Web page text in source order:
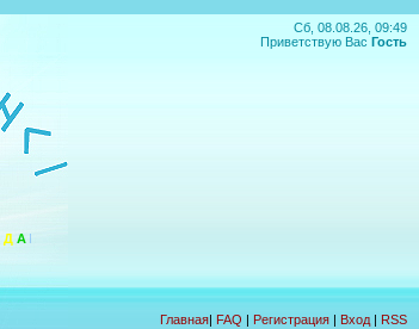
Сб, 08.08.26, 09:49
Приветствую Вас Гость
К !!!
Главная| FAQ | Регистрация | Вход | RSS